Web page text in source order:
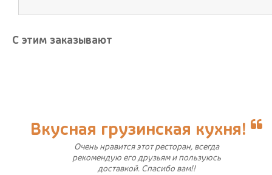
С этим заказывают
Вкусная грузинская кухня!
Очень нравится этот ресторан, всегда
рекомендую его друзьям и пользуюсь
доставкой. Спасибо вам!!